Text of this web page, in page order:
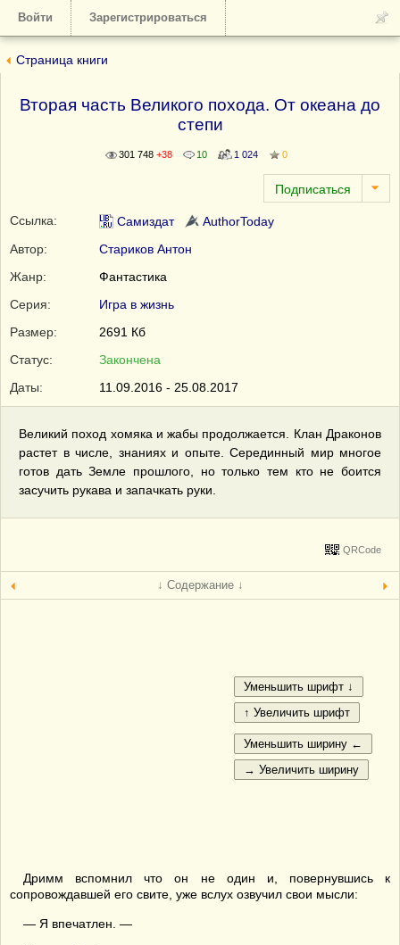
Войти Зарегистрироваться
Страница книги
Вторая часть Великого похода. От океана до
степи
301 748 +38 10 1 024 0
Ссылка: Самиздат
AuthorToday
Автор:
Стариков Антон
Жанр:
Фантастика
Серия:
Игра в жизнь
Размер:
2691 Кб
Статус:
Закончена
Даты:
11.09.2016 - 25.08.2017
Великий поход хомяка и жабы продолжается. Клан Драконов
растет в числе, знаниях и опыте. Серединный мир многое
готов дать Земле прошлого, но только тем кто не боится
засучить рукава и запачкать руки.
QRCode
↓ Содержание ↓
Дримм вспомнил что он не один и, повернувшись к
сопровождавшей его свите, уже вслух озвучил свои мысли:
— Я впечатлен. —